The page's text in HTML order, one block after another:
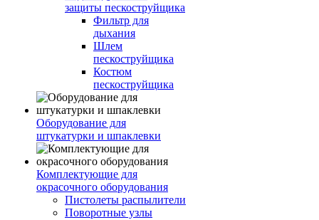
защиты пескоструйщика
Фильтр для
дыхания
Шлем
пескоструйщика
Костюм
пескоструйщика
Оборудование для
штукатурки и шпаклевки
Комплектующие для
окрасочного оборудования
Пистолеты распылители
Поворотные узлы